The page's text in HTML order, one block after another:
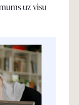
uz visu